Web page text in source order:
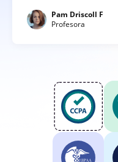
Pam Driscoll F
Profesora